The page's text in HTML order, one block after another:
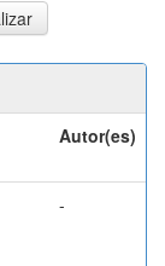
Autor(es)
-